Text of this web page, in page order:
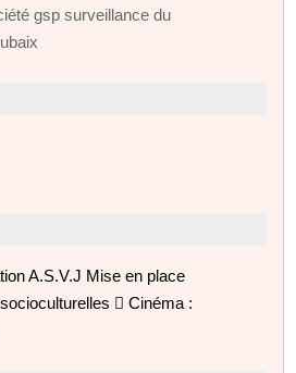
gsp surveillance du
A.S.V.J Mise en place
 Cinéma :